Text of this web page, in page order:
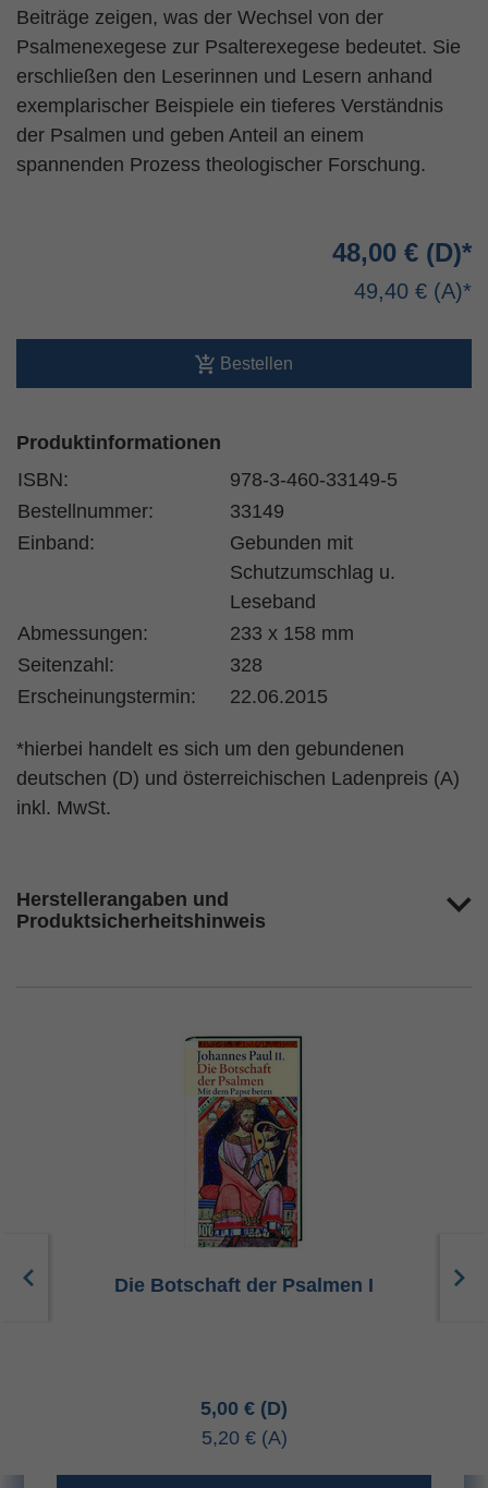
Beiträge zeigen, was der Wechsel von der
Psalmenexegese zur Psalterexegese bedeutet. Sie
erschließen den Leserinnen und Lesern anhand
exemplarischer Beispiele ein tieferes Verständnis
der Psalmen und geben Anteil an einem
spannenden Prozess theologischer Forschung.
48,00 €
49,40 €
Bestellen
Produktinformationen
ISBN:
978-3-460-33149-5
Bestellnummer:
33149
Einband:
Gebunden mit
Schutzumschlag u.
Leseband
Abmessungen:
233 x 158 mm
Seitenzahl:
328
Erscheinungstermin:
22.06.2015
*hierbei handelt es sich um den gebundenen
deutschen (D) und österreichischen Ladenpreis (A)
inkl. MwSt.
Herstellerangaben und
Produktsicherheitshinweis
Die Botschaft der Psalmen I
5,00 €
5,20 €